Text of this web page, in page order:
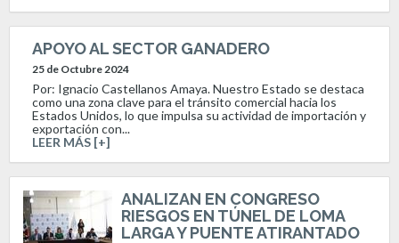
APOYO AL SECTOR GANADERO
25 de Octubre 2024
Por: Ignacio Castellanos Amaya. Nuestro Estado se destaca
como una zona clave para el tránsito comercial hacia los
Estados Unidos, lo que impulsa su actividad de importación y
exportación con...
LEER MÁS [+]
ANALIZAN EN CONGRESO
RIESGOS EN TÚNEL DE LOMA
LARGA Y PUENTE ATIRANTADO